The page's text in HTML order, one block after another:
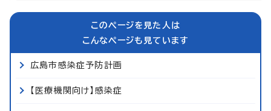
このページを見た人は
こんなページも見ています
広島市感染症予防計画
【医療機関向け】感染症